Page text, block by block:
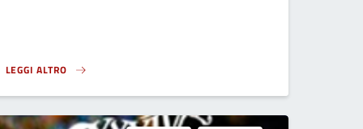
LEGGI ALTRO
PALIO 2026 - IL GIORNO DELLA GARA}